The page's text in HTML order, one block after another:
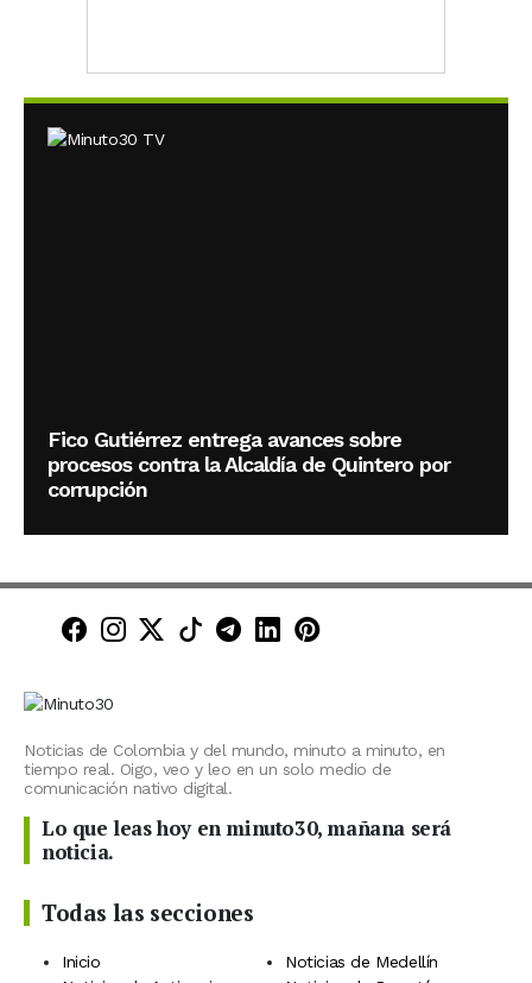
Fico Gutiérrez entrega avances sobre
procesos contra la Alcaldía de Quintero por
corrupción
Minuto30 en Facebook
Minuto30 en Instagram
Minuto30 en X (Twitter)
Minuto30 en TikTok
Canal de Minuto30 en
Minuto30 en LinkedIn
Minuto30 en
Noticias de Colombia y del mundo, minuto a minuto, en
tiempo real. Oigo, veo y leo en un solo medio de
comunicación nativo digital.
Lo que leas hoy en minuto30, mañana será
noticia.
Todas las secciones
Inicio
Noticias de Medellín